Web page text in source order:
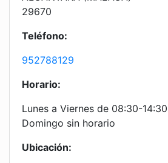
29670
Teléfono:
952788129
Horario:
Lunes a Viernes de 08:30-
Domingo sin horario
Ubicación: